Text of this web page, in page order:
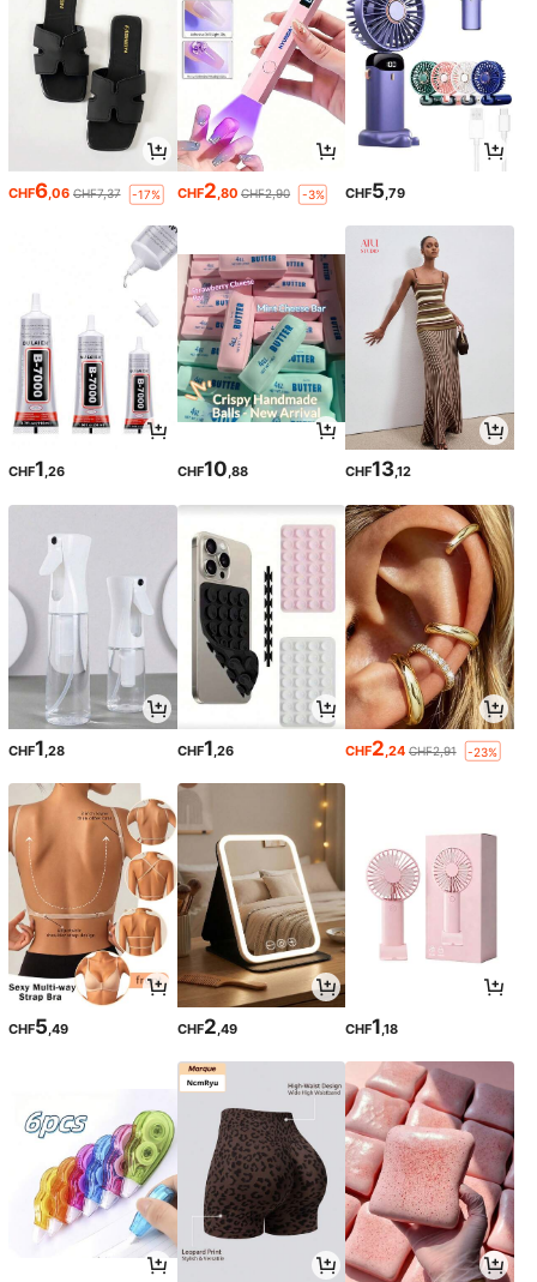
CHF6,06 CHF7,37 -17% CHF2,80 CHF2,90 -3% CHF5,79
CHF1,26 CHF10,88 CHF13,12
CHF1 ,28 CHF1 ,26 CHF2 ,24 CHF2,91 -23%
CHF5,49 CHF2,49 CHF1,18